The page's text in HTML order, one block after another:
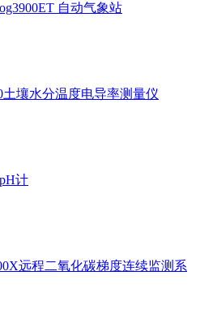
自动气象站
土壤水分温度电导率测量仪
计
远程二氧化碳梯度连续监测系